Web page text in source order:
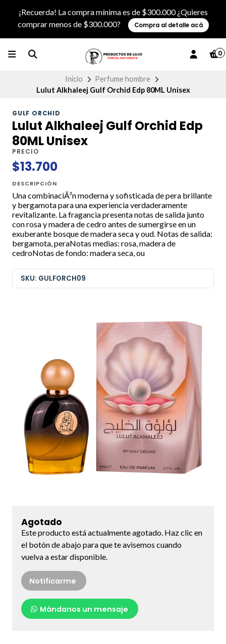
¡Recuerda! La compra mínima es de $300.000 ¿Quieres
comprar menos de $300.000?
Compra al detalle acá
0
Inicio
Perfume hombre
Lulut Alkhaleej Gulf Orchid Edp 80ML Unisex
GULF ORCHID
Lulut Alkhaleej Gulf Orchid Edp
80ML Unisex
PRECIO
$13.700
DESCRIPCIÓN
Una combinaciÃ³n moderna y sofisticada de pera brillante
y bergamota para una experiencia verdaderamente
revitalizante. La fragancia presenta notas de salida junto
con rosa y madera de cedro antes de sumergirse en un
exuberante bosque de madera seca y oud. Notas de salida:
bergamota, peraNotas medias: rosa, madera de
cedroNotas de fondo: madera seca, ou
SKU: GULFORCH09
Agotado
Este producto está actualmente agotado. Haz clic en
el botón de abajo para que te avisemos cuando
vuelva a estar disponible.
Notificarme
Mándanos un mensaje